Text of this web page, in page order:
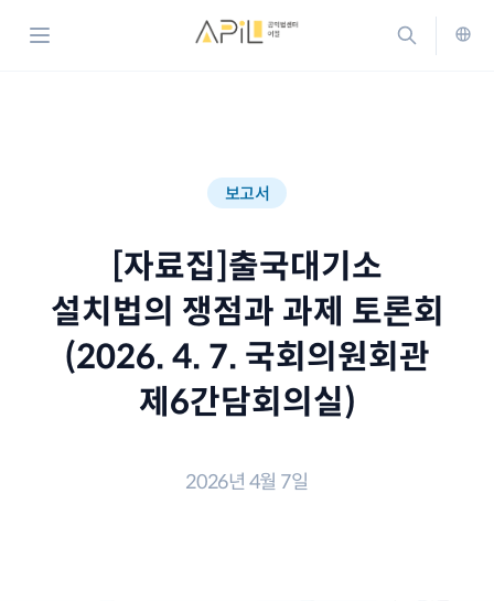
메뉴 열기 검색하기
보고서
[자료집]출국대기소
설치법의 쟁점과 과제 토론회
(2026. 4. 7. 국회의원회관
제6간담회의실)
2026년 4월 7일